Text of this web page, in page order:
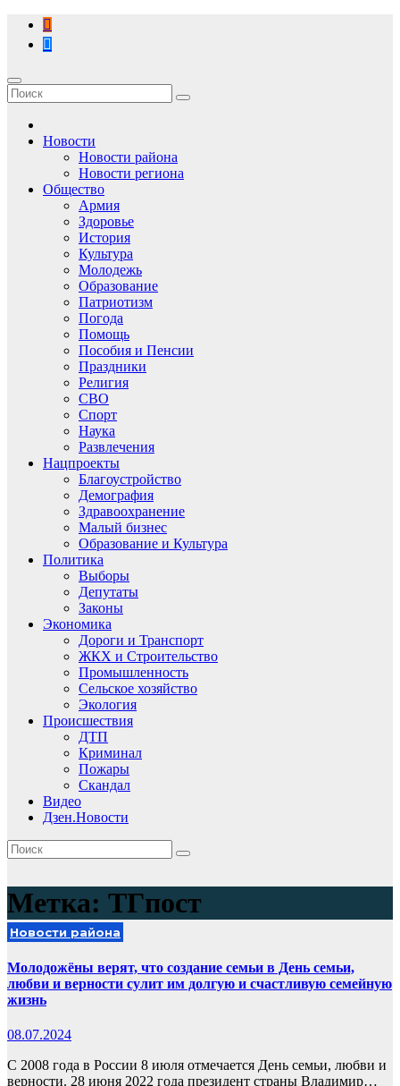
Перейти
содержимому
Новости
Новости района
Новости региона
Общество
Армия
Здоровье
История
Культура
Молодежь
Образование
Патриотизм
Погода
Помощь
Пособия и Пенсии
Праздники
Религия
СВО
Спорт
Наука
Развлечения
Нацпроекты
Благоустройство
Демография
Здравоохранение
Малый бизнес
Образование и Культура
Политика
Выборы
Депутаты
Законы
Экономика
Дороги и Транспорт
ЖКХ и Строительство
Промышленность
Сельское хозяйство
Экология
Происшествия
ДТП
Криминал
Пожары
Скандал
Видео
Дзен.Новости
Метка: ТГпост
Новости района
Молодожёны верят, что создание семьи в День семьи,
любви и верности сулит им долгую и счастливую семейную
жизнь
08.07.2024
С 2008 года в России 8 июля отмечается День семьи, любви и
верности. 28 июня 2022 года президент страны Владимир…